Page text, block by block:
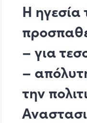
Η
– για
–
την